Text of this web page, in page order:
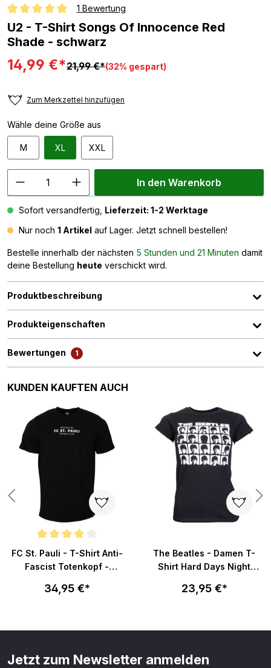
Durchschnittliche Bewertung von 5 von 5 Sternen
1 Bewertung
U2 - T-Shirt Songs Of Innocence Red
Shade - schwarz
14,99 €*21,99 €*(32% gespart)
Zum Merkzettel hinzufügen
Wähle deine Größe aus
M XL XXL
In den Warenkorb
Sofort versandfertig, Lieferzeit: 1-2 Werktage
Nur noch 1 Artikel auf Lager. Jetzt schnell bestellen!
Bestelle innerhalb der nächsten 5 Stunden und 21 Minuten damit
deine Bestellung heute verschickt wird.
Produktbeschreibung
Produkteigenschaften
Bewertungen 1
Produktgalerie überspringen
KUNDEN KAUFTEN AUCH
Durchschnittliche Bewertung von 4 von 5 Sternen
FC St. Pauli - T-Shirt Anti-
Fascist Totenkopf -
34,95 €*
The Beatles - Damen T-
Shirt Hard Days Night
23,95 €*
Jetzt zum Newsletter anmelden